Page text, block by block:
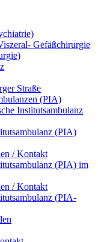
Gefäßchirurgie
Straße
(PIA)
Institutsambulanz
(PIA)
/ Kontakt
(PIA) im
/ Kontakt
(PIA-